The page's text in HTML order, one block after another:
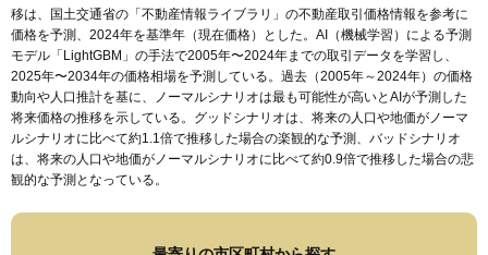
移は、国土交通省の「 不動産情報ライブラリ 」の不動産取引価格情報を参考に
価格を予測、2024年を基準年（現在価格）とした。AI（機械学習）による予測
モデル「LightGBM」の手法で2005年〜2024年までの取引データを学習し、
2025年〜2034年の価格相場を予測している。過去（2005年～2024年）の価格
動向や人口推計を基に、ノーマルシナリオは最も可能性が高いとAIが予測した
将来価格の推移を示している。グッドシナリオは、将来の人口や地価がノーマ
ルシナリオに比べて約1.1倍で推移した場合の楽観的な予測、バッドシナリオ
は、将来の人口や地価がノーマルシナリオに比べて約0.9倍で推移した場合の悲
観的な予測となっている。